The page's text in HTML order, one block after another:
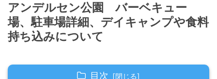
アンデルセン公園 バーベキュー
場、駐車場詳細、デイキャンプや食料
持ち込みについて
目次